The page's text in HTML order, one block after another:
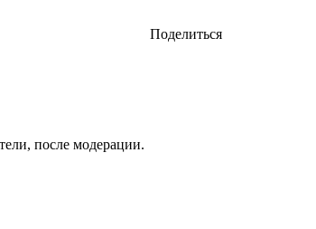
Поделиться
после модерации.